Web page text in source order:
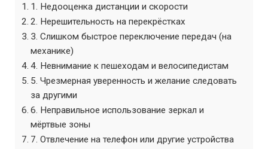
1. Недооценка дистанции и скорости
2. Нерешительность на перекрёстках
3. Слишком быстрое переключение передач (на
механике)
4. Невнимание к пешеходам и велосипедистам
5. Чрезмерная уверенность и желание следовать
за другими
6. Неправильное использование зеркал и
мёртвые зоны
7. Отвлечение на телефон или другие устройства